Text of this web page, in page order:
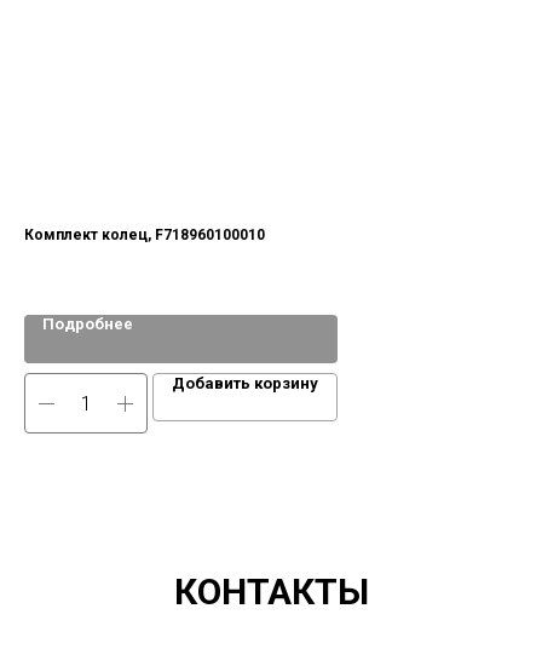
Комплект колец, F718960100010
Подробнее
Добавить корзину
КОНТАКТЫ